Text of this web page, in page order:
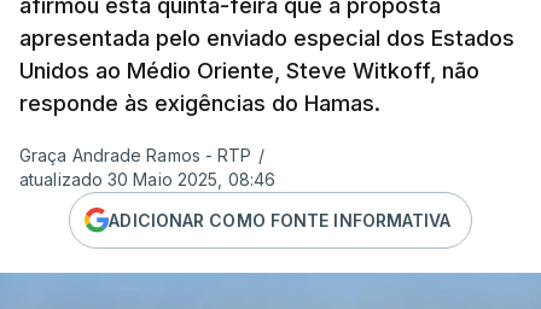
afirmou esta quinta-feira que a proposta
apresentada pelo enviado especial dos Estados
Unidos ao Médio Oriente, Steve Witkoff, não
responde às exigências do Hamas.
Graça Andrade Ramos - RTP /
atualizado 30 Maio 2025, 08:46
ADICIONAR COMO FONTE INFORMATIVA